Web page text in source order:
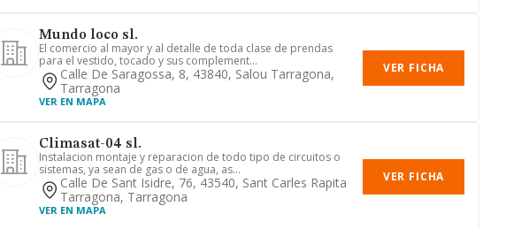
Mundo loco sl.
El comercio al mayor y al detalle de toda clase de prendas
para el vestido, tocado y sus complement...
Calle De Saragossa, 8, 43840, Salou Tarragona,
Tarragona
VER EN MAPA
VER FICHA
Climasat-04 sl.
Instalacion montaje y reparacion de todo tipo de circuitos o
sistemas, ya sean de gas o de agua, as...
Calle De Sant Isidre, 76, 43540, Sant Carles Rapita
Tarragona, Tarragona
VER EN MAPA
VER FICHA